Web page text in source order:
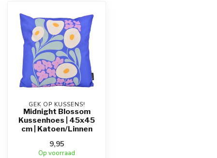
GEK OP KUSSENS!
Midnight Blossom
Kussenhoes | 45x45
cm | Katoen/Linnen
9,95
Op voorraad